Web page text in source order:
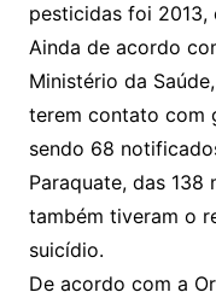
pesticidas foi 2013,
Ainda de acordo
Ministério da
terem contato com
sendo 68
Paraquate, das
também tiveram o
suicídio.
De acordo com a